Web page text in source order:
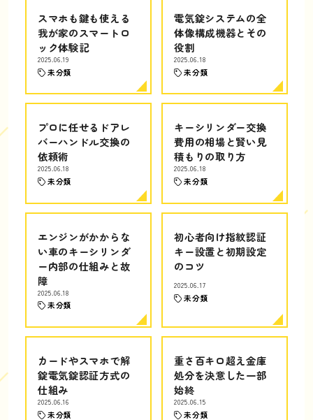
スマホも鍵も使える
我が家のスマートロ
ック体験記
2025.06.19
未分類
電気錠システムの全
体像構成機器とその
役割
2025.06.18
未分類
プロに任せるドアレ
バーハンドル交換の
依頼術
2025.06.18
未分類
キーシリンダー交換
費用の相場と賢い見
積もりの取り方
2025.06.18
未分類
エンジンがかからな
い車のキーシリンダ
ー内部の仕組みと故
障
2025.06.18
未分類
初心者向け指紋認証
キー設置と初期設定
のコツ
2025.06.17
未分類
カードやスマホで解
錠電気錠認証方式の
仕組み
2025.06.16
未分類
重さ百キロ超え金庫
処分を決意した一部
始終
2025.06.15
未分類